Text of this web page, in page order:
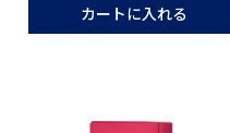
カートに入れる